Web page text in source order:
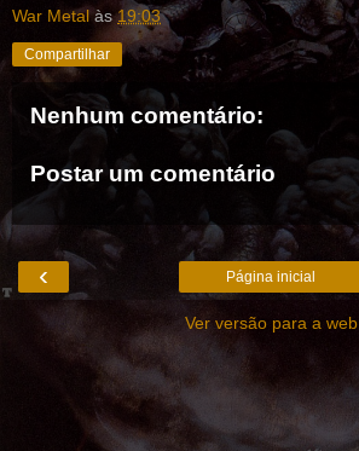
War Metal às19:03
Compartilhar
Nenhum comentário:
Postar um comentário
‹ Página inicial
Ver versão para a web